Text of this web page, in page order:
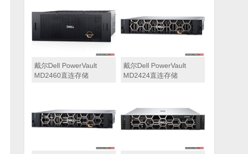
SSD固态硬盘丨PERC
H965i阵列卡丨800W双电
源丨三年保修)
H965i阵列卡丨800W双电
源丨三年保修)
戴尔Dell PowerVault
MD2460直连存储
戴尔Dell PowerVault
MD2424直连存储